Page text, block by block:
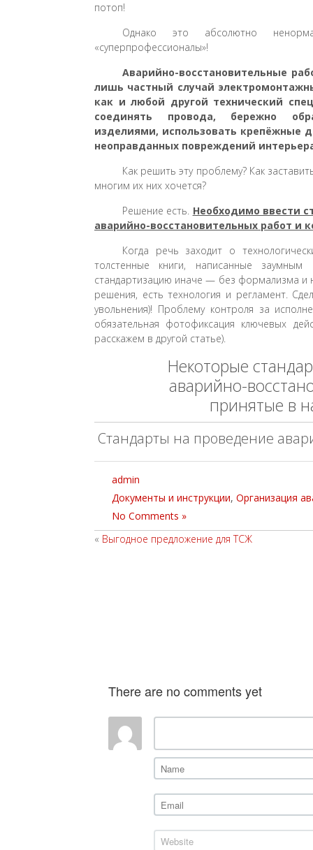
потоп!
Однако это абсолютно
«суперпрофессионалы»!
Аварийно-восстановительные
лишь частный случай
как и любой другой технический
соединять провода, бережно
изделиями, использовать крепёжные
неоправданных повреждений
Как решить эту проблему? Как
многим их них хочется?
Решение есть. Необходимо ввести
аварийно-восстановительных работ и
Когда речь заходит о
толстенные книги, написанные
стандартизацию иначе — без формализма и
решения, есть технология и регламент.
увольнения)! Проблему контроля за
обязательная фотофиксация ключевых
расскажем в другой статье).
Некоторые
аварийно-
принятые в
Стандарты на проведение
admin
Документы и инструкции, Организация
No Comments »
« Выгодное предложение для ТСЖ
There are no comments yet